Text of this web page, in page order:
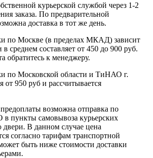
курьерской службой через 1-2
заказа. По предварительной
доставка в тот же день.
по Москве (в пределах МКАД) зависит
в среднем составляет от 450 до 900 руб.
обратитесь к менеджеру.
по Московской области и ТиНАО г.
от 950 руб и рассчитывается
возможна отправка по
пункты самовывоза курьерских
двери. В данном случае цена
согласно тарифам транспортной
быть ниже стоимости доставки